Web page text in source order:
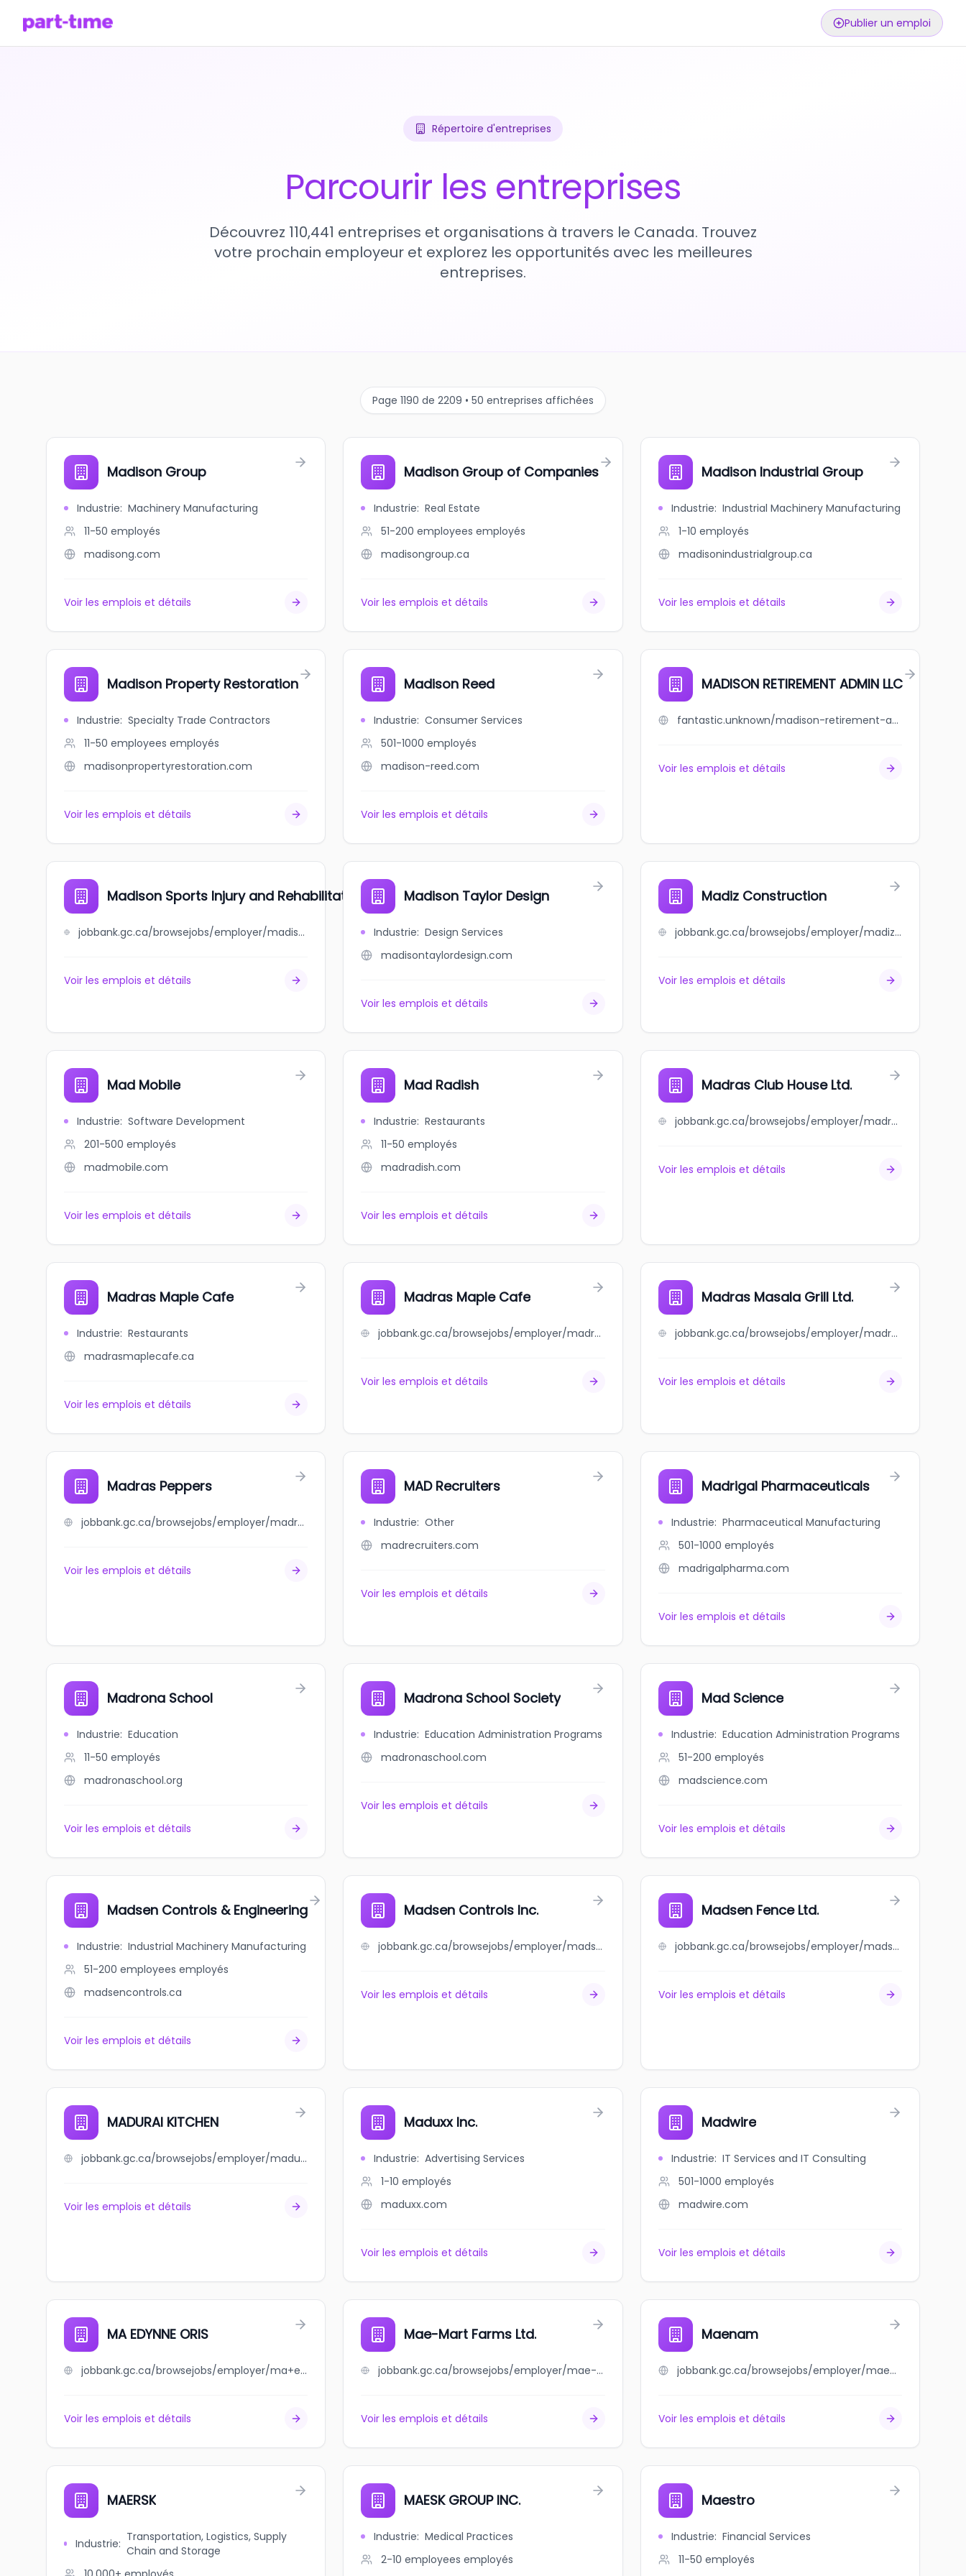
Publier un emploi
Répertoire d'entreprises
Parcourir les entreprises
Découvrez 110,441 entreprises et organisations à travers le Canada. Trouvez
votre prochain employeur et explorez les opportunités avec les meilleures
entreprises.
Page 1190 de 2209 • 50 entreprises affichées
Madison Group
Industrie: Machinery Manufacturing
11-50 employés
madisong.com
Voir les emplois et détails
Madison Group of Companies
Industrie: Real Estate
51-200 employees employés
madisongroup.ca
Voir les emplois et détails
Madison Industrial Group
Industrie: Industrial Machinery Manufacturing
1-10 employés
madisonindustrialgroup.ca
Voir les emplois et détails
Madison Property Restoration
Industrie: Specialty Trade Contractors
11-50 employees employés
madisonpropertyrestoration.com
Voir les emplois et détails
Madison Reed
Industrie: Consumer Services
501-1000 employés
madison-reed.com
Voir les emplois et détails
MADISON RETIREMENT ADMIN LLC
fantastic.unknown/madison-retirement-admin-llc
Voir les emplois et détails
Madison Sports Injury and Rehabilitation Clinic
jobbank.gc.ca/browsejobs/employer/madison+sports+injury+and+rehabilitation+clinic/ca
Voir les emplois et détails
Madison Taylor Design
Industrie: Design Services
madisontaylordesign.com
Voir les emplois et détails
Madiz Construction
jobbank.gc.ca/browsejobs/employer/madiz+construction/ca
Voir les emplois et détails
Mad Mobile
Industrie: Software Development
201-500 employés
madmobile.com
Voir les emplois et détails
Mad Radish
Industrie: Restaurants
11-50 employés
madradish.com
Voir les emplois et détails
Madras Club House Ltd.
jobbank.gc.ca/browsejobs/employer/madras+club+house+ltd./ca
Voir les emplois et détails
Madras Maple Cafe
Industrie: Restaurants
madrasmaplecafe.ca
Voir les emplois et détails
Madras Maple Cafe
jobbank.gc.ca/browsejobs/employer/madras+maple+cafe/ca
Voir les emplois et détails
Madras Masala Grill Ltd.
jobbank.gc.ca/browsejobs/employer/madras+masala+grill+ltd./ca
Voir les emplois et détails
Madras Peppers
jobbank.gc.ca/browsejobs/employer/madras+peppers/ca
Voir les emplois et détails
MAD Recruiters
Industrie: Other
madrecruiters.com
Voir les emplois et détails
Madrigal Pharmaceuticals
Industrie: Pharmaceutical Manufacturing
501-1000 employés
madrigalpharma.com
Voir les emplois et détails
Madrona School
Industrie: Education
11-50 employés
madronaschool.org
Voir les emplois et détails
Madrona School Society
Industrie: Education Administration Programs
madronaschool.com
Voir les emplois et détails
Mad Science
Industrie: Education Administration Programs
51-200 employés
madscience.com
Voir les emplois et détails
Madsen Controls & Engineering
Industrie: Industrial Machinery Manufacturing
51-200 employees employés
madsencontrols.ca
Voir les emplois et détails
Madsen Controls Inc.
jobbank.gc.ca/browsejobs/employer/madsen+controls+inc./ca
Voir les emplois et détails
Madsen Fence Ltd.
jobbank.gc.ca/browsejobs/employer/madsen+fence+ltd./ca
Voir les emplois et détails
MADURAI KITCHEN
jobbank.gc.ca/browsejobs/employer/madurai+kitchen/ca
Voir les emplois et détails
Maduxx Inc.
Industrie: Advertising Services
1-10 employés
maduxx.com
Voir les emplois et détails
Madwire
Industrie: IT Services and IT Consulting
501-1000 employés
madwire.com
Voir les emplois et détails
MA EDYNNE ORIS
jobbank.gc.ca/browsejobs/employer/ma+edynne+oris/ca
Voir les emplois et détails
Mae-Mart Farms Ltd.
jobbank.gc.ca/browsejobs/employer/mae-mart+farms+ltd./ca
Voir les emplois et détails
Maenam
jobbank.gc.ca/browsejobs/employer/maenam/ca
Voir les emplois et détails
MAERSK
Industrie: Transportation, Logistics, Supply
Chain and Storage
MAESK GROUP INC.
Industrie: Medical Practices
2-10 employees employés
Maestro
Industrie: Financial Services
11-50 employés